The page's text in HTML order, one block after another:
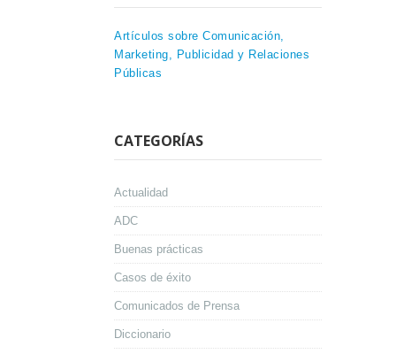
Artículos sobre Comunicación,
Marketing, Publicidad y Relaciones
Públicas
CATEGORÍAS
Actualidad
ADC
Buenas prácticas
Casos de éxito
Comunicados de Prensa
Diccionario